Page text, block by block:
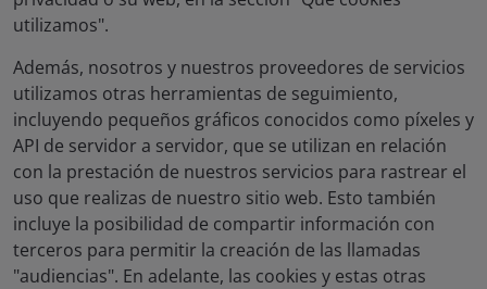
utilizamos".
Además, nosotros y nuestros proveedores de servicios
utilizamos otras herramientas de seguimiento,
incluyendo pequeños gráficos conocidos como píxeles y
API de servidor a servidor, que se utilizan en relación
con la prestación de nuestros servicios para rastrear el
uso que realizas de nuestro sitio web. Esto también
incluye la posibilidad de compartir información con
terceros para permitir la creación de las llamadas
"audiencias". En adelante, las cookies y estas otras